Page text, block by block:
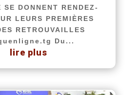
SE DONNENT RENDEZ-
LEURS PREMIÈRES
RETROUVAILLES
Du...
lire plus